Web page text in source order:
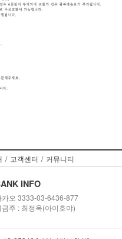
/ 고객센터 / 커뮤니티
INFO
카오 3333-03-6436-877
금주 : 최정옥(아이호야)